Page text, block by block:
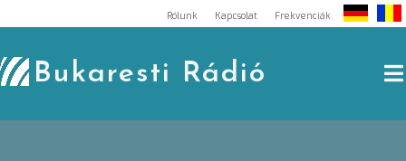
to
content
Rólunk Kapcsolat Frekvenciák
Bukaresti Rádió